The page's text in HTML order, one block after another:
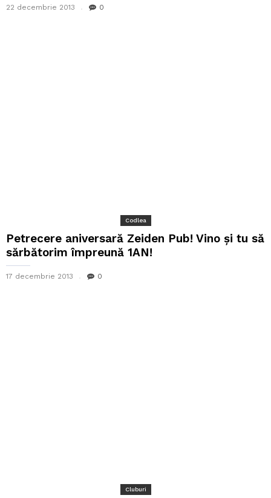
22 decembrie 2013 0
Codlea
Petrecere aniversară Zeiden Pub! Vino și tu să
sărbătorim împreună 1AN!
17 decembrie 2013 0
Cluburi